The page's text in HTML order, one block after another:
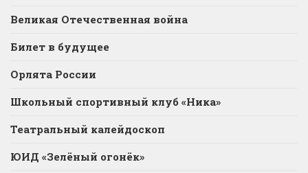
Великая Отечественная война
Билет в будущее
Орлята России
Школьный спортивный клуб «Ника»
Театральный калейдоскоп
ЮИД «Зелёный огонёк»